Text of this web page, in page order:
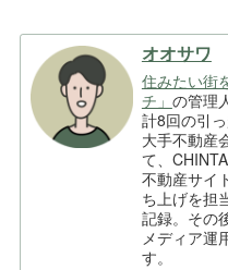
オオサワ
住みたい街
チ」 の管理
計8回の引っ
大手不動産
て、
不動産サイ
ち上げを担
記録。その
メディア運
す。